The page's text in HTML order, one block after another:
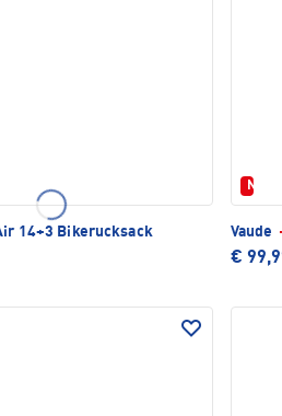
14+3 Bikerucksack
Neu
Vaude ·
€